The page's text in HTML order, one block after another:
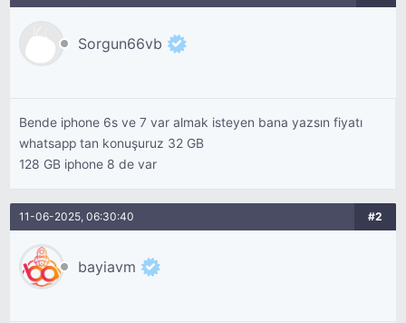
Sorgun66vb
Bende iphone 6s ve 7 var almak isteyen bana yazsın fiyatı
whatsapp tan konuşuruz 32 GB
128 GB iphone 8 de var
11-06-2025, 06:30:40 #2
bayiavm